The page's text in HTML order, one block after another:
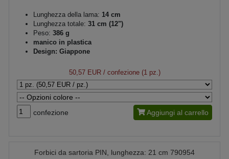
Lunghezza della lama: 14 cm
Lunghezza totale: 31 cm (12")
Peso: 386 g
manico in plastica
Design: Giappone
50,57 EUR/ confezione (1 pz.)
confezione Aggiungi al carrello
Forbici da sartoria PIN, lunghezza: 21 cm 790954